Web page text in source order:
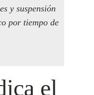
y suspensión
por tiempo de
el